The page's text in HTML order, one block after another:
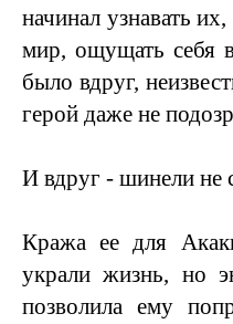
начинал узнавать
мир, ощущать себя
было вдруг,
герой даже не
И вдруг - шинели не
Кража ее для
украли жизнь, но
позволила ему